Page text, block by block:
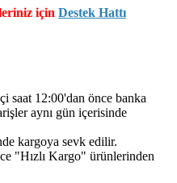
için Destek Hattı
saat 12:00'dan önce banka
aynı gün içerisinde
kargoya sevk edilir.
"Hızlı Kargo" ürünlerinden